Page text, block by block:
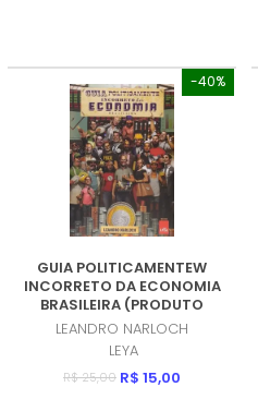
-40%
GUIA POLITICAMENTEW
INCORRETO DA ECONOMIA
BRASILEIRA (PRODUTO
USADO - MUITO BOM)
LEANDRO NARLOCH
LEYA
R$ 25,00 R$ 15,00